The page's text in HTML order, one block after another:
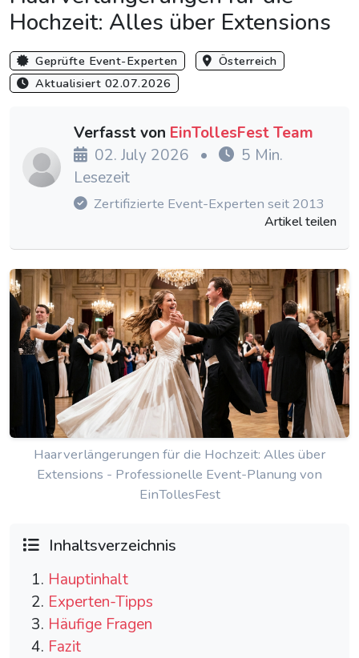
Hochzeit: Alles über Extensions
Geprüfte Event-Experten
Österreich
Aktualisiert 02.07.2026
Verfasst von EinTollesFest Team
02. July 2026
•
5 Min.
Lesezeit
Zertifizierte Event-Experten seit 2013
Artikel teilen
Haarverlängerungen für die Hochzeit: Alles über
Extensions - Professionelle Event-Planung von
EinTollesFest
Inhaltsverzeichnis
Hauptinhalt
Experten-Tipps
Häufige Fragen
Fazit